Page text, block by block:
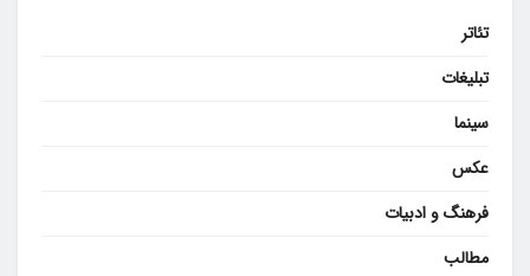
تئاتر
تبلیغات
سینما
عکس
فرهنگ و ادبیات
مطالب